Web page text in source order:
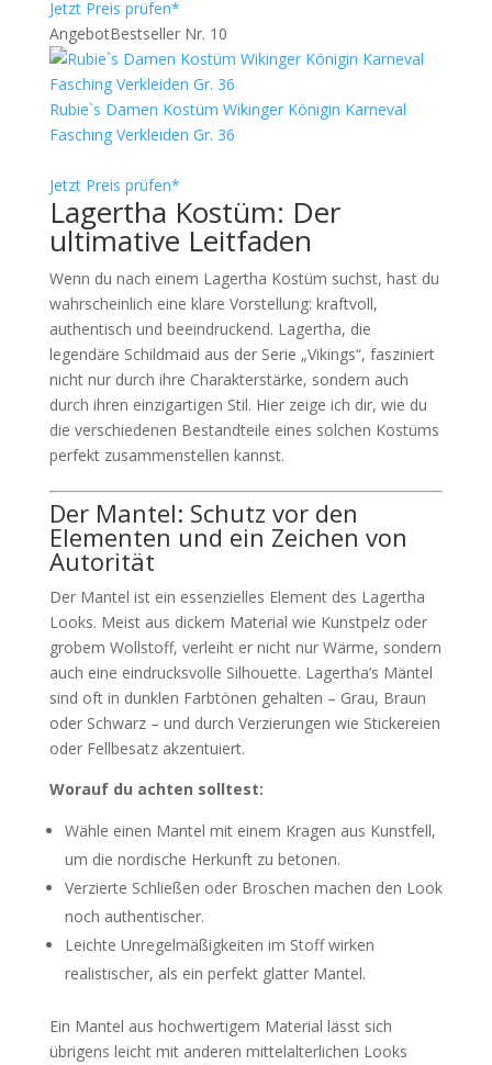
Jetzt Preis prüfen*
AngebotBestseller Nr. 10
Rubie`s Damen Kostüm Wikinger Königin Karneval
Fasching Verkleiden Gr. 36
Jetzt Preis prüfen*
Lagertha Kostüm: Der
ultimative Leitfaden
Wenn du nach einem Lagertha Kostüm suchst, hast du
wahrscheinlich eine klare Vorstellung: kraftvoll,
authentisch und beeindruckend. Lagertha, die
legendäre Schildmaid aus der Serie „Vikings“, fasziniert
nicht nur durch ihre Charakterstärke, sondern auch
durch ihren einzigartigen Stil. Hier zeige ich dir, wie du
die verschiedenen Bestandteile eines solchen Kostüms
perfekt zusammenstellen kannst.
Der Mantel: Schutz vor den
Elementen und ein Zeichen von
Autorität
Der Mantel ist ein essenzielles Element des Lagertha
Looks. Meist aus dickem Material wie Kunstpelz oder
grobem Wollstoff, verleiht er nicht nur Wärme, sondern
auch eine eindrucksvolle Silhouette. Lagertha’s Mäntel
sind oft in dunklen Farbtönen gehalten – Grau, Braun
oder Schwarz – und durch Verzierungen wie Stickereien
oder Fellbesatz akzentuiert.
Worauf du achten solltest:
Wähle einen Mantel mit einem Kragen aus Kunstfell,
um die nordische Herkunft zu betonen.
Verzierte Schließen oder Broschen machen den Look
noch authentischer.
Leichte Unregelmäßigkeiten im Stoff wirken
realistischer, als ein perfekt glatter Mantel.
Ein Mantel aus hochwertigem Material lässt sich
übrigens leicht mit anderen mittelalterlichen Looks